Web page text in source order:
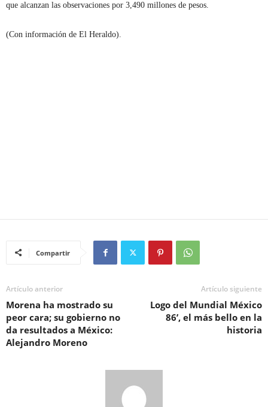
que alcanzan las observaciones por 3,490 millones de pesos.
(Con información de El Heraldo).
Compartir
Artículo anterior
Morena ha mostrado su
peor cara; su gobierno no
da resultados a México:
Alejandro Moreno
Artículo siguiente
Logo del Mundial México
86’, el más bello en la
historia